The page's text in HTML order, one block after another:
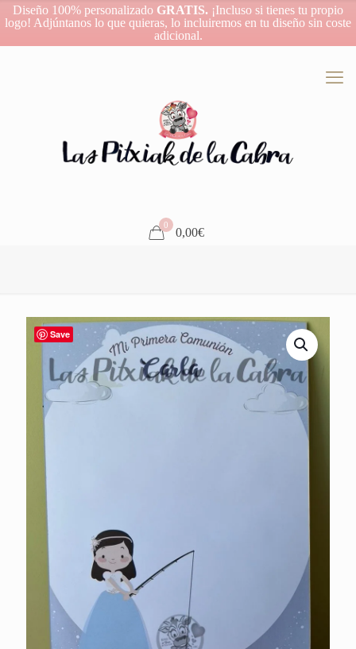
Diseño 100% personalizado GRATIS. ¡Incluso si tienes tu propio
logo! Adjúntanos lo que quieras, lo incluiremos en tu diseño sin coste
adicional.
0
0,00€
Save